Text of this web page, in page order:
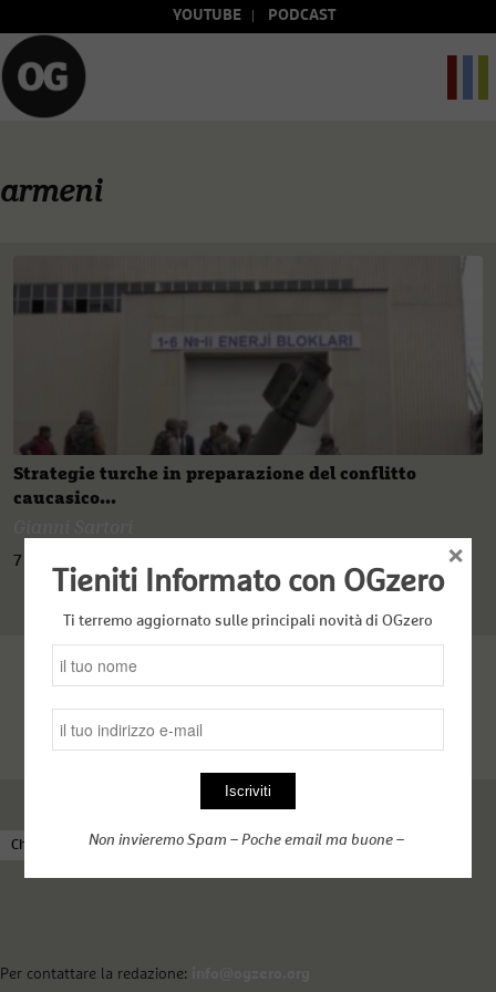
YOUTUBE PODCAST
armeni
Strategie turche in preparazione del conflitto
caucasico...
7 Ottobre 2020
Chi siamo Come funziona OGzero Complici nel web
Per contattare la redazione:
Tieniti Informato con OGzero
Ti terremo aggiornato sulle principali novità di OGzero
Non invieremo Spam – Poche email ma buone –
×